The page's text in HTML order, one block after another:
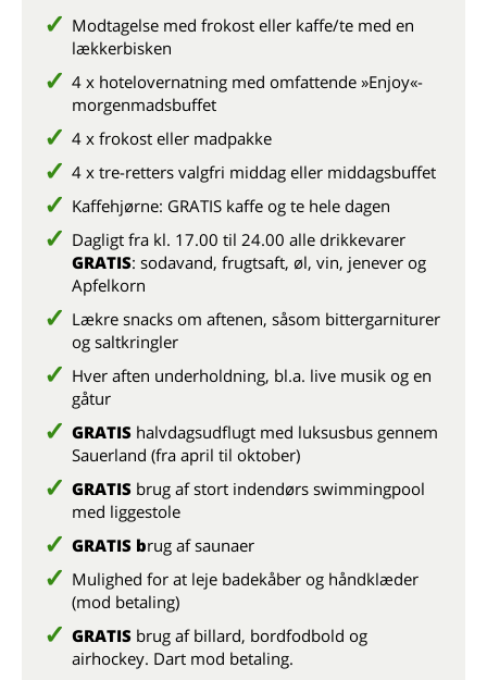
Modtagelse med frokost eller kaffe/te med en
lækkerbisken
4 x hotelovernatning med omfattende »Enjoy«-
morgenmadsbuffet
4 x frokost eller madpakke
4 x tre-retters valgfri middag eller middagsbuffet
Kaffehjørne: GRATIS kaffe og te hele dagen
Dagligt fra kl. 17.00 til 24.00 alle drikkevarer
GRATIS: sodavand, frugtsaft, øl, vin, jenever og
Apfelkorn
Lækre snacks om aftenen, såsom bittergarniturer
og saltkringler
Hver aften underholdning, bl.a. live musik og en
gåtur
GRATIS halvdagsudflugt med luksusbus gennem
Sauerland (fra april til oktober)
GRATIS brug af stort indendørs swimmingpool
med liggestole
GRATIS brug af saunaer
Mulighed for at leje badekåber og håndklæder
(mod betaling)
GRATIS brug af billard, bordfodbold og
airhockey. Dart mod betaling.